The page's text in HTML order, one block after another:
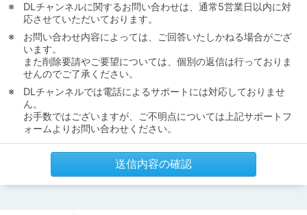
DLチャンネルに関するお問い合わせは、通常5営業日以内に対
応させていただいております。
お問い合わせ内容によっては、ご回答いたしかねる場合がござ
います。
また削除要請やご要望については、個別の返信は行っておりま
せんのでご了承ください。
DLチャンネルでは電話によるサポートには対応しておりませ
ん。
お手数ではございますが、ご不明点については上記サポートフ
ォームよりお問い合わせください。
送信内容の確認